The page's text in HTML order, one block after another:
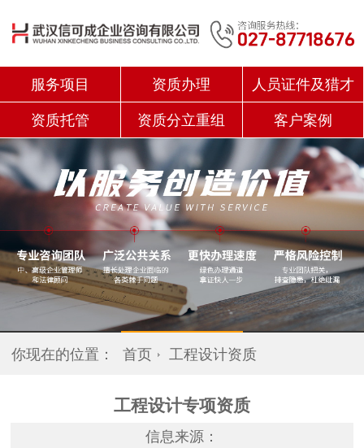
服务项目 资质办理 人员证件及猎才
资质托管 资质分立重组 客户案例
你现在的位置： 首页 工程设计资质
工程设计专项资质
信息来源：